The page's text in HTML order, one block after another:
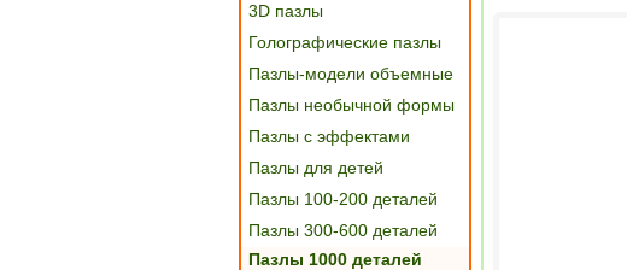
3D пазлы
Голографические пазлы
Пазлы-модели объемные
Пазлы необычной формы
Пазлы с эффектами
Пазлы для детей
Пазлы 100-200 деталей
Пазлы 300-600 деталей
Пазлы 1000 деталей